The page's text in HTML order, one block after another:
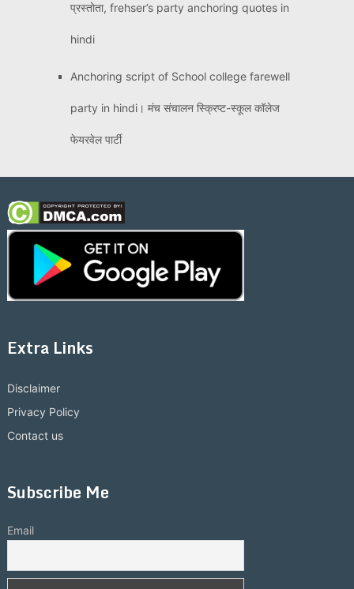
प्रस्तोता, frehser’s party anchoring quotes in
hindi
Anchoring script of School college farewell
party in hindi। मंच संचालन स्क्रिप्ट-स्कूल कॉलेज
फेयरवेल पार्टी
Extra Links
Disclaimer
Privacy Policy
Contact us
Subscribe Me
Email